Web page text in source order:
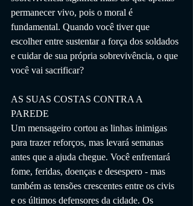
permanecer vivo, pois o moral é
fundamental. Quando você tiver que
escolher entre sustentar a força dos soldados
e cuidar de sua própria sobrevivência, o que
você vai sacrificar?
AS SUAS COSTAS CONTRA A
PAREDE
Um mensageiro cortou as linhas inimigas
para trazer reforços, mas levará semanas
antes que a ajuda chegue. Você enfrentará
fome, feridas, doenças e desespero - mas
também as tensões crescentes entre os civis
e os últimos defensores da cidade. Os